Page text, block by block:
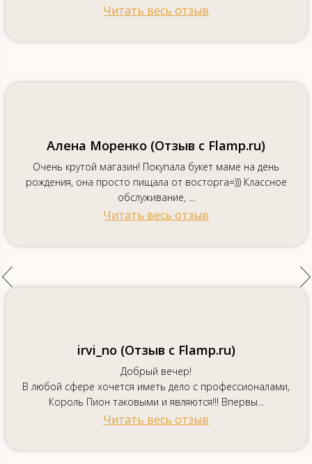
Читать весь отзыв
Алена Моренко (Отзыв с Flamp.ru)
Очень крутой магазин! Покупала букет маме на день
рождения, она просто пищала от восторга=))) Классное
обслуживание, ...
Читать весь отзыв
irvi_no (Отзыв с Flamp.ru)
Добрый вечер!
В любой сфере хочется иметь дело с профессионалами,
Король Пион таковыми и являются!!! Впервы...
Читать весь отзыв